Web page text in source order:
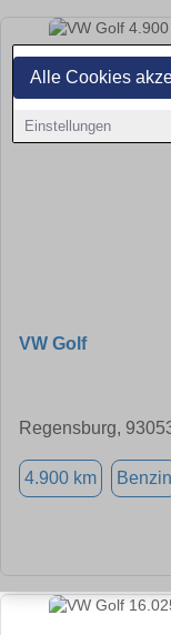
Alle Cookies
Einstellungen
VW Golf
Regensburg,
4.900 km Benzin